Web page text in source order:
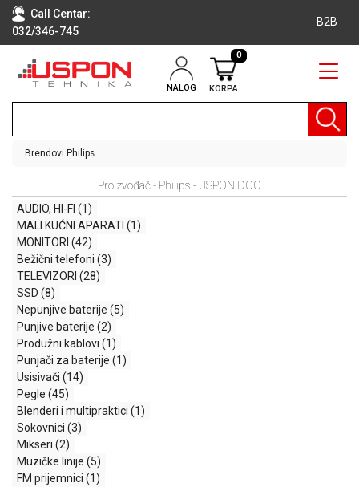
Call Centar:
032/346-745
B2B
NALOG KORPA
0
RAČUNARI
TEHNIKA
OPREMA
AUDIO,
VIDEO
LAPTOP I
TABLET
RAČUNARI
MONITORI
DODATNA
OPREMA
MOBILNI I
FIKSNI
TELEFONI
Brendovi Philips
Proizvođač - Philips - USPON DOO
AUDIO, HI-FI (1)
MALI KUĆNI APARATI (1)
MONITORI (42)
Bežični telefoni (3)
TELEVIZORI (28)
SSD (8)
Nepunjive baterije (5)
Punjive baterije (2)
Produžni kablovi (1)
Punjači za baterije (1)
Usisivači (14)
Pegle (45)
Blenderi i multipraktici (1)
Sokovnici (3)
Mikseri (2)
Muzičke linije (5)
FM prijemnici (1)